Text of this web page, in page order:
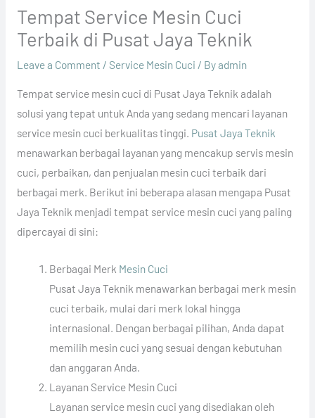
Tempat Service Mesin Cuci
Terbaik di Pusat Jaya Teknik
Leave a Comment / Service Mesin Cuci / Byadmin
Tempat service mesin cuci di Pusat Jaya Teknik adalah
solusi yang tepat untuk Anda yang sedang mencari layanan
service mesin cuci berkualitas tinggi. Pusat Jaya Teknik
menawarkan berbagai layanan yang mencakup servis mesin
cuci, perbaikan, dan penjualan mesin cuci terbaik dari
berbagai merk. Berikut ini beberapa alasan mengapa Pusat
Jaya Teknik menjadi tempat service mesin cuci yang paling
dipercayai di sini:
Berbagai Merk Mesin Cuci
Pusat Jaya Teknik menawarkan berbagai merk mesin
cuci terbaik, mulai dari merk lokal hingga
internasional. Dengan berbagai pilihan, Anda dapat
memilih mesin cuci yang sesuai dengan kebutuhan
dan anggaran Anda.
Layanan Service Mesin Cuci
Layanan service mesin cuci yang disediakan oleh